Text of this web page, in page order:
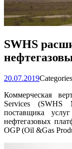
SWHS
20.07.2019Categories
Коммерческая
Services (SWHS
поставщика
нефтегазовых
OGP (Oil &Gas